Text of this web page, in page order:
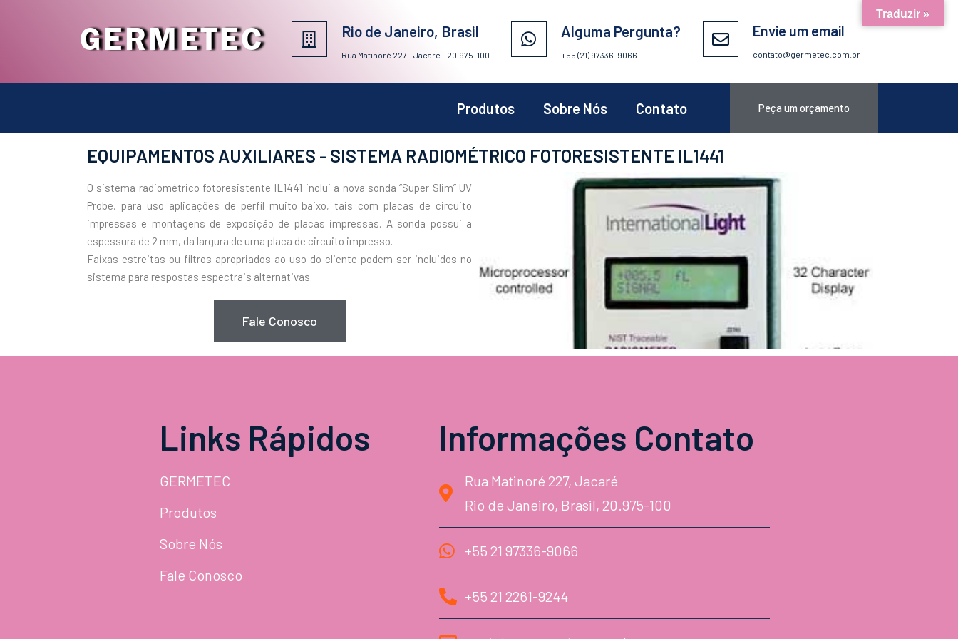
GERMETEC Rio de Janeiro, Brasil
Rua Matinoré 227 – Jacaré - 20.975-100
Alguma Pergunta?
+55 (21) 97336-9066
Envie um email
contato@germetec.com.br
Produtos Sobre Nós Contato Peça um orçamento
EQUIPAMENTOS AUXILIARES - SISTEMA RADIOMÉTRICO FOTORESISTENTE IL1441
O sistema radiométrico fotoresistente IL1441 inclui a nova sonda “Super Slim” UV
Probe, para uso aplicações de perfil muito baixo, tais com placas de circuito
impressas e montagens de exposição de placas impressas. A sonda possui a
espessura de 2 mm, da largura de uma placa de circuito impresso.
Faixas estreitas ou filtros apropriados ao uso do cliente podem ser incluidos no
sistema para respostas espectrais alternativas.
Fale Conosco
Links Rápidos
GERMETEC
Produtos
Sobre Nós
Fale Conosco
Informações Contato
Rua Matinoré 227, Jacaré
Rio de Janeiro, Brasil, 20.975-100
+55 21 97336-9066
+55 21 2261-9244
Traduzir »